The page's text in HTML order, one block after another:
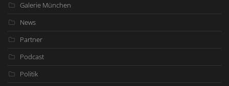
Galerie München
News
Partner
Podcast
Politik